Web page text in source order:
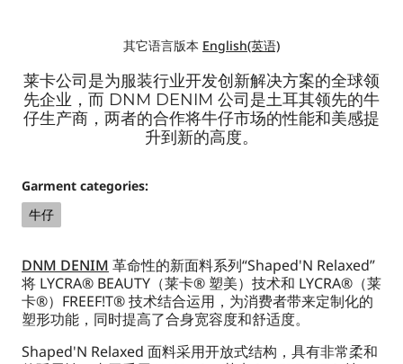
其它语言版本 English(英语)
莱卡公司是为服装行业开发创新解决方案的全球领
先企业，而 DNM DENIM 公司是土耳其领先的牛
仔生产商，两者的合作将牛仔市场的性能和美感提
升到新的高度。
Garment categories:
牛仔
DNM DENIM 革命性的新面料系列“Shaped'N Relaxed”
将 LYCRA® BEAUTY（莱卡® 塑美）技术和 LYCRA®（莱
卡®）FREEF!T® 技术结合运用，为消费者带来定制化的
塑形功能，同时提高了合身宽容度和舒适度。
Shaped'N Relaxed 面料采用开放式结构，具有非常柔和